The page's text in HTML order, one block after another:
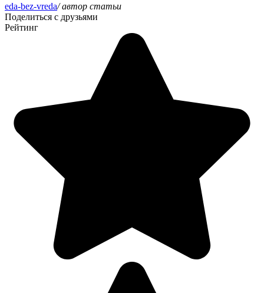
eda-bez-vreda/ автор статьи
Поделиться с друзьями
Рейтинг